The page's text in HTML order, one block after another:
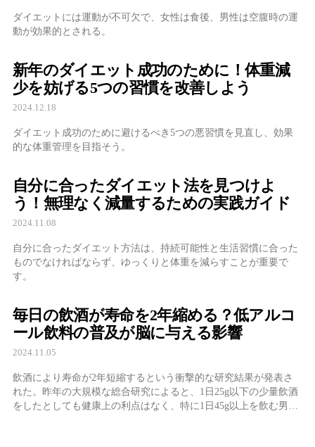
ダイエットには運動が不可欠で、女性は食後、男性は空腹時の運
動が効果的とされる。
新年のダイエット成功のために！体重減
少を妨げる5つの習慣を改善しよう
2024.12.18
ダイエット成功のために避けるべき5つの悪習慣を見直し、効果
的な体重管理を目指そう。
自分に合ったダイエット法を見つけよ
う！無理なく減量するための実践ガイド
2024.11.08
自分に合ったダイエット方法は、持続可能性と生活習慣に合った
ものでなければならず、ゆっくりと体重を減らすことが重要で
す。
毎日の飲酒が寿命を2年縮める？低アルコ
ール飲料の普及が脳に与える影響
2024.11.05
飲酒により寿命が2年短縮するという衝撃的な研究結果が発表さ
れた。昨年の大規模な総合研究によると、1日25g以下の少量飲酒
をしたとしても健康上の利点はなく、特に1日45g以上を飲む男性